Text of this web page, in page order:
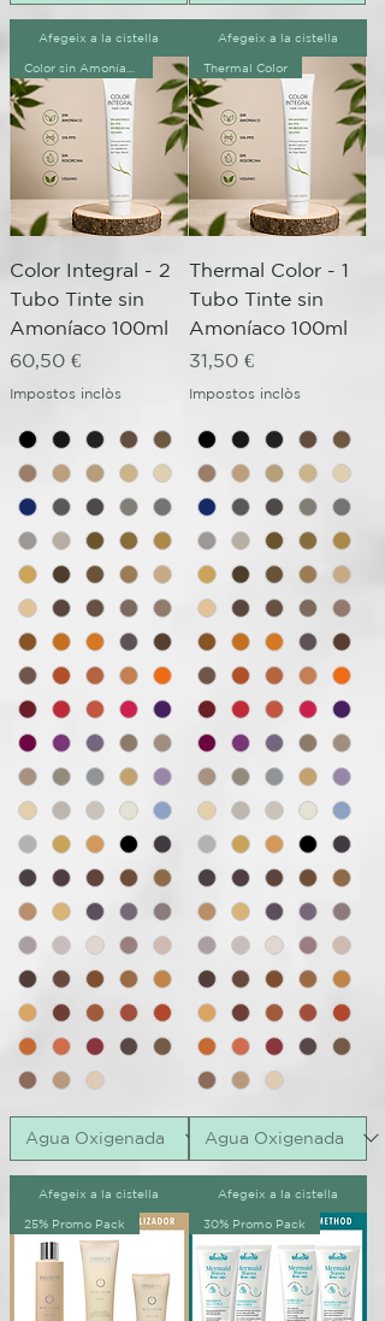
Afegeix a la cistella Afegeix a la cistella
Color Integral - 2
Tubo Tinte sin
Amoníaco 100ml
Preu
60,50 €
Impostos inclòs
Afegeix a la cistella
Thermal Color
Thermal Color - 1
Tubo Tinte sin
Amoníaco 100ml
Preu
31,50 €
Impostos inclòs
Afegeix a la cistella
25% Promo Pack 30% Promo Pack